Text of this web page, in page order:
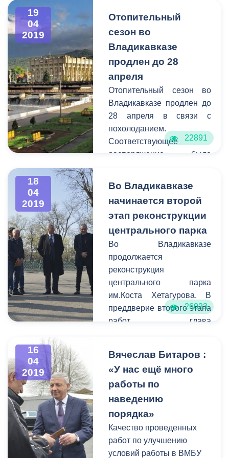
г.Владикавказа и
2).
19
04
2019
Отопительный
сезон во
Владикавказе
продлен до 28
апреля
Отопительный сезон во
Владикавказе продлен до
28 апреля в связи с
похолоданием.
Соответствующее
распоряжение было
главы АМС Северо-
Осетинской столицы
Тамерланом Фарниевым.
22891
18
04
2019
Во Владикавказе
начинается второй
этап реконструкции
центрального парка
Во Владикавказе
продолжается
реконструкция
центрального парка
им.Коста Хетагурова. В
преддверие второго этапа
работ глава
посетил объект. Вместе со
столичным руководителем
фронт предстоящих работ
оценили подрядчики и
руководители
соответствующих
подразделений мэрии,
ответственных за
26023
16
04
2019
Вячеслав Битаров :
«У нас ещё много
работы по
наведению
порядка»
Качество проведенных
работ по улучшению
условий работы в ВМБУ